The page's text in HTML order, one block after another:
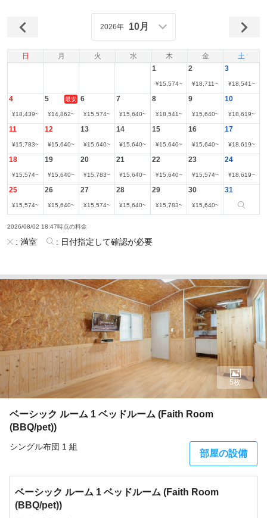
日 月 火 水 木 金 土
2026年 10月
1
¥15,574~
2
¥18,711~
3
¥18,541~
4
¥18,439~
5 最安
¥14,862~
6
¥15,574~
7
¥15,640~
8
¥18,541~
9
¥15,640~
10
¥18,619~
11
¥15,783~
12
¥15,640~
13
¥15,640~
14
¥15,640~
15
¥15,640~
16
¥15,640~
17
¥18,619~
18
¥15,574~
19
¥15,640~
20
¥15,783~
21
¥15,640~
22
¥15,640~
23
¥15,574~
24
¥18,619~
25
¥15,574~
26
¥15,640~
27
¥15,574~
28
¥15,640~
29
¥15,783~
30
¥15,640~
31
2026/08/02 18:47時点の料金
: 満室 : 日付指定して確認が必要
ベーシック ルーム 1 ベッドルーム (Faith Room
(BBQ/pet))
シングル布団 1 組
部屋の設備
5枚
ベーシック ルーム 1 ベッドルーム (Faith Room
(BBQ/pet))